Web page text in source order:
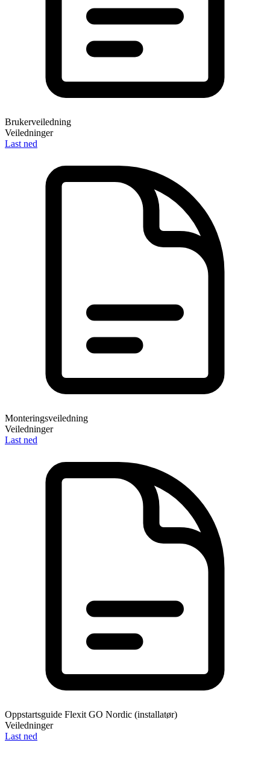
Brukerveiledning
Veiledninger
Last ned
Monteringsveiledning
Veiledninger
Last ned
Oppstartsguide Flexit GO Nordic (installatør)
Veiledninger
Last ned